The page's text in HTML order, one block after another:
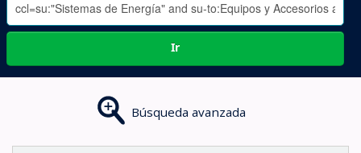
Ir
Búsqueda avanzada